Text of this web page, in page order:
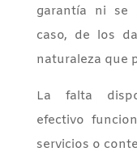
garantía ni se
caso, de los
naturaleza que
La falta
efectivo
servicios o